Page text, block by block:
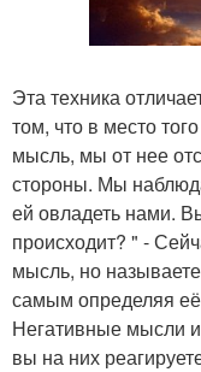
Эта техника
том, что в место
мысль, мы от нее
стороны. Мы
ей овладеть нами.
происходит? " -
мысль, но
самым определяя
Негативные мысли
вы на них